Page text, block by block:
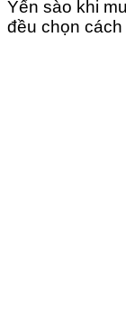
Yến sào khi
đều chọn